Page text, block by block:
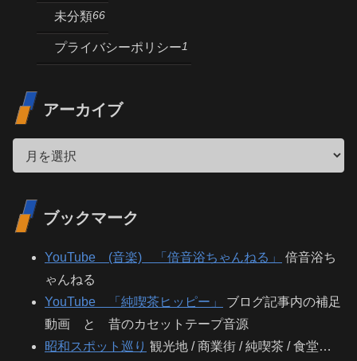
未分類66
プライバシーポリシー1
アーカイブ
ブックマーク
YouTube (音楽) 「倍音浴ちゃんねる」
倍音浴ち
ゃんねる
YouTube 「純喫茶ヒッピー」
ブログ記事内の補足
動画 と 昔のカセットテープ音源
昭和スポット巡り 観光地 / 商業街 / 純喫茶 / 食堂…